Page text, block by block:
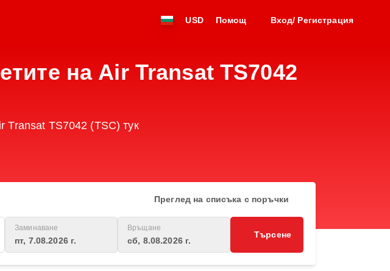
USD Помощ Вход/ Регистрация
на Air Transat TS7042
Transat TS7042 (TSC) тук
Преглед на списъка с поръчки
Заминаване
пт, 7.08.2026 г.
Връщане
сб, 8.08.2026 г.
Търсене